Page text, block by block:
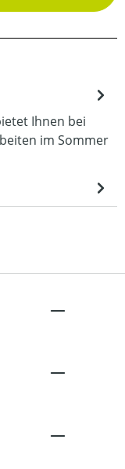
Ihnen bei
im Sommer